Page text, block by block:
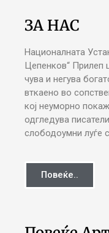
ЗА НАС
Националната
Цепенков“ Прилеп
чува и негува
вткаено во
кој неуморно
одгледува
слободоумни луѓе
Повеќе..